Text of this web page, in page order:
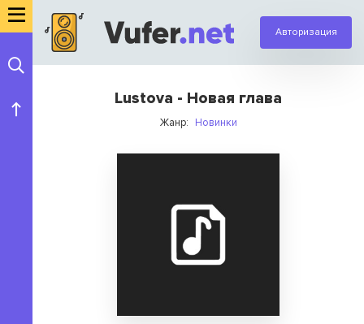
Авторизация
Lustova - Новая глава
Жанр: Новинки